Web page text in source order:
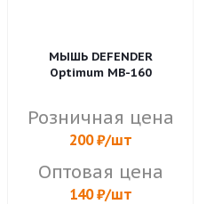
МЫШЬ DEFENDER
Optimum MB-160
Розничная цена
200₽/шт
Оптовая цена
140₽/шт